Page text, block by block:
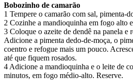
Bobozinho de camarão
1 Tempere o camarão com sal, pimenta-
2 Cozinhe a mandioquinha em fogo alto
3 Coloque o azeite de dendê na panela e
Adicione a pimenta dedo-de-moça, o
coentro e refogue mais um pouco.
até que fiquem rosados.
4 Adicione a mandioquinha e o leite de
minutos, em fogo médio-alto. Reserve.